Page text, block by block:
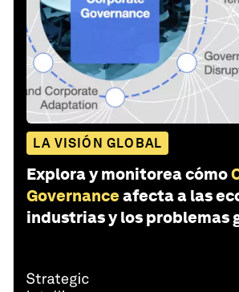
LA VISIÓN GLOBAL
Explora y monitorea cómo
Governance afecta a las
industrias y los problemas